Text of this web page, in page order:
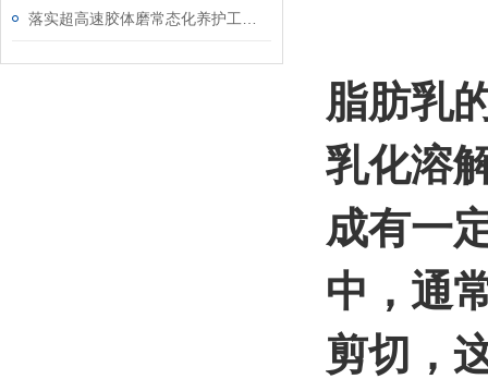
脂肪乳
乳化溶
成有一
中，通
剪切，